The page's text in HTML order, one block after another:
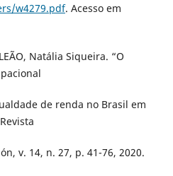
w4279.pdf. Acesso em
Natália Siqueira. “O
de renda no Brasil em
v. 14, n. 27, p. 41-76, 2020.